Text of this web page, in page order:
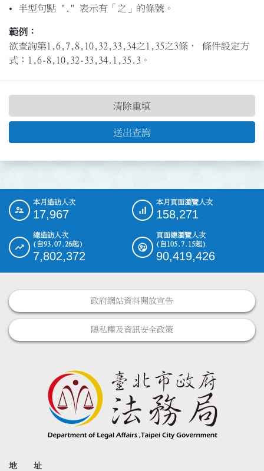
半型句點 "." 表示有「之」的條號。
範例：
欲查詢第1,6,7,8,10,32,33,34之1,35之3條， 條件設定方
式：1,6-8,10,32-33,34.1,35.3。
送出查詢
清除重填
::: 本月造訪人次
17,967
本月頁面瀏覽人次
158,271
總造訪人次
(自93.07.26起)
7,802,372
頁面總瀏覽人次
(自105.7.15起)
90,419,426
政府網站資料開放宣告
隱私權及資訊安全政策
地 址